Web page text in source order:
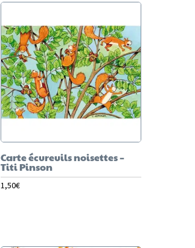
Carte écureuils noisettes –
Titi Pinson
1,50€